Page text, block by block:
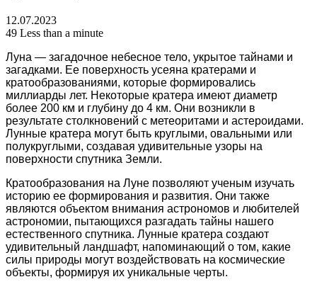
12.07.2023
49 Less than a minute
Луна — загадочное небесное тело, укрытое тайнами и
загадками. Ее поверхность усеяна кратерами и
кратообразованиями, которые формировались
миллиарды лет. Некоторые кратера имеют диаметр
более 200 км и глубину до 4 км. Они возникли в
результате столкновений с метеоритами и астероидами.
Лунные кратера могут быть круглыми, овальными или
полукруглыми, создавая удивительные узоры на
поверхности спутника Земли.
Кратообразования на Луне позволяют ученым изучать
историю ее формирования и развития. Они также
являются объектом внимания астрономов и любителей
астрономии, пытающихся разгадать тайны нашего
естественного спутника. Лунные кратера создают
удивительный ландшафт, напоминающий о том, какие
силы природы могут воздействовать на космические
объекты, формируя их уникальные черты.